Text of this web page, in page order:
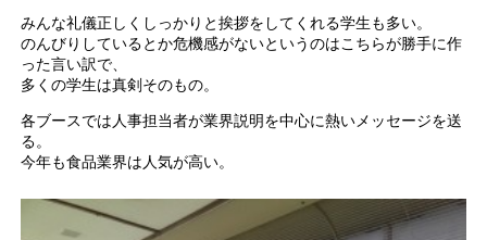
みんな礼儀正しくしっかりと挨拶をしてくれる学生も多い。
のんびりしているとか危機感がないというのはこちらが勝手に作
った言い訳で、
多くの学生は真剣そのもの。
各ブースでは人事担当者が業界説明を中心に熱いメッセージを送
る。
今年も食品業界は人気が高い。